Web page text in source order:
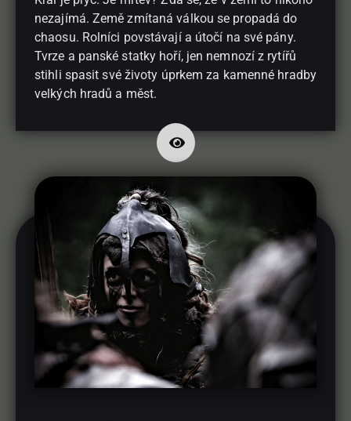
nezajímá. Země zmítaná válkou se propadá do
chaosu. Rolníci povstávají a útočí na své pány.
Tvrze a panské statky hoří, jen nemnozí z rytířů
stihli spasit své životy úprkem za kamenné hradby
velkých hradů a měst.